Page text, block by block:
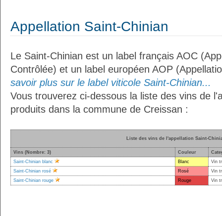
Appellation Saint-Chinian
Le Saint-Chinian est un label français AOC
Contrôlée) et un label européen AOP
savoir plus sur le label viticole Saint-Chinian...
Vous trouverez ci-dessous la liste des vins de
produits dans la commune de Creissan :
Liste des vins de l'appellation Saint-
Vins (Nombre: 3) Couleur
Saint-Chinian blanc
Blanc
Vin
Saint-Chinian rosé
Rosé
Vin
Saint-Chinian rouge
Rouge Vin